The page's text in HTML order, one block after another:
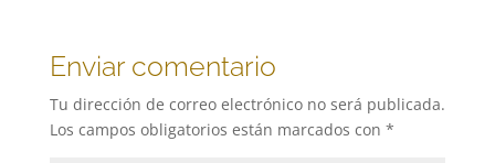
Enviar comentario
Tu dirección de correo electrónico no será publicada.
Los campos obligatorios están marcados con *